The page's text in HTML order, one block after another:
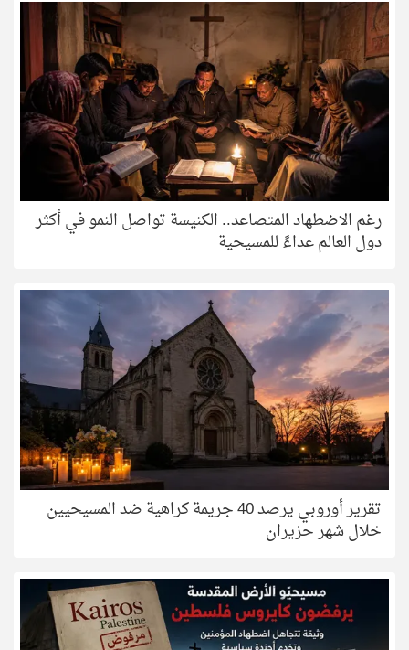
رغم الاضطهاد المتصاعد.. الكنيسة تواصل النمو في أكثر
دول العالم عداءً للمسيحية
تقرير أوروبي يرصد 40 جريمة كراهية ضد المسيحيين
خلال شهر حزيران